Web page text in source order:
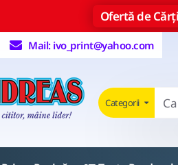
Ofertă de
Mail: ivo_print@yahoo.com
Categorii